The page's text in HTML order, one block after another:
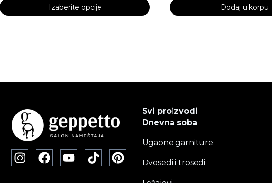
Izaberite opcije
Opcije
izabrane
stranici
proizvoda.
Dodaj u korpu
Svi proizvodi
Dnevna soba
Ugaone garniture
Dvosedi i trosedi